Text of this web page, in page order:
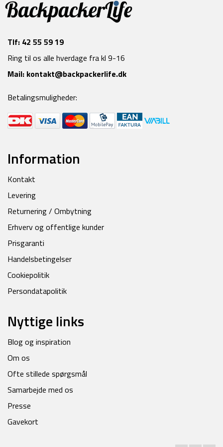
Tlf: 42 55 59 19
Ring til os alle hverdage fra kl 9-16
Mail: kontakt@backpackerlife.dk
Betalingsmuligheder:
Information
Kontakt
Levering
Returnering / Ombytning
Erhverv og offentlige kunder
Prisgaranti
Handelsbetingelser
Cookiepolitik
Persondatapolitik
Nyttige links
Blog og inspiration
Om os
Ofte stillede spørgsmål
Samarbejde med os
Presse
Gavekort